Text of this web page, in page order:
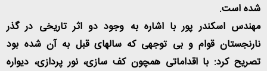
شده است.
مهندس اسکندر پور با اشاره به وجود دو اثر تاریخی در گذر
نارنجستان قوام و بی توجهی که سالهای قبل به آن شده بود
تصریح کرد: با اقداماتی همچون کف سازی، نور پردازی، دیواره